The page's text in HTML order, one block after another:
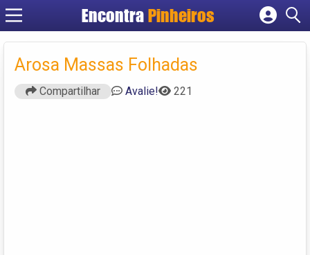
EncontraPinheiros
Cadastrar empresa
Criar conta
Arosa Massas Folhadas
Compartilhar Avalie! 221